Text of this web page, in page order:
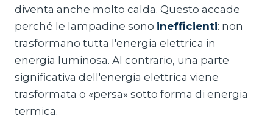
diventa anche molto calda. Questo accade
perché le lampadine sono inefficienti: non
trasformano tutta l'energia elettrica in
energia luminosa. Al contrario, una parte
significativa dell'energia elettrica viene
trasformata o «persa» sotto forma di energia
termica.